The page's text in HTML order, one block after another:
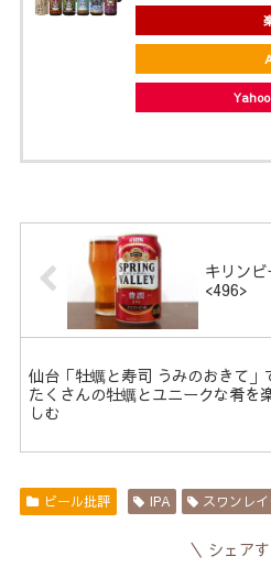
キリン
<496>
仙台「牡蠣と寿司 うみのおきて」
たくさんの牡蠣とユニークな肴を
しむ
ビール批評 IPA スワンレ
シェア